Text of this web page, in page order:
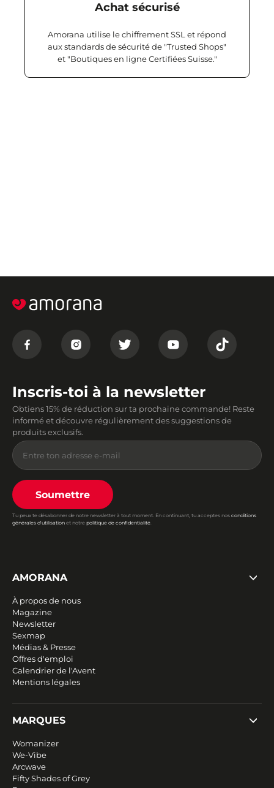
Achat sécurisé
Amorana utilise le chiffrement SSL et répond
aux standards de sécurité de "Trusted Shops"
et "Boutiques en ligne Certifiées Suisse."
Inscris-toi à la newsletter
Obtiens 15% de réduction sur ta prochaine commande! Reste
informé et découvre régulièrement des suggestions de
produits exclusifs.
Soumettre
Tu peux te désabonner de notre newsletter à tout moment. En continuant, tu acceptes nos conditions
générales d'utilisation et notre politique de confidentialité.
AMORANA
À propos de nous
Magazine
Newsletter
Sexmap
Médias & Presse
Offres d'emploi
Calendrier de l'Avent
Mentions légales
MARQUES
Womanizer
We-Vibe
Arcwave
Fifty Shades of Grey